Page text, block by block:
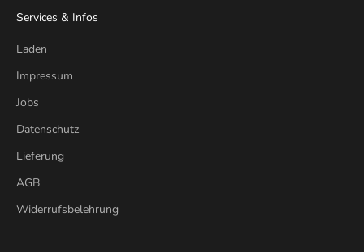
Services & Infos
Laden
Impressum
Jobs
Datenschutz
Lieferung
AGB
Widerrufsbelehrung